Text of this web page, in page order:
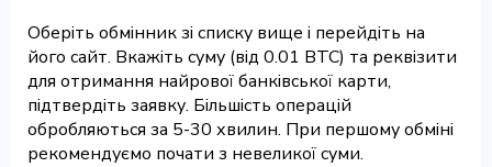
Оберіть обмінник зі списку вище і перейдіть на
його сайт. Вкажіть суму (від 0.01 BTC) та реквізити
для отримання найрової банківської карти,
підтвердіть заявку. Більшість операцій
обробляються за 5-30 хвилин. При першому обміні
рекомендуємо почати з невеликої суми.